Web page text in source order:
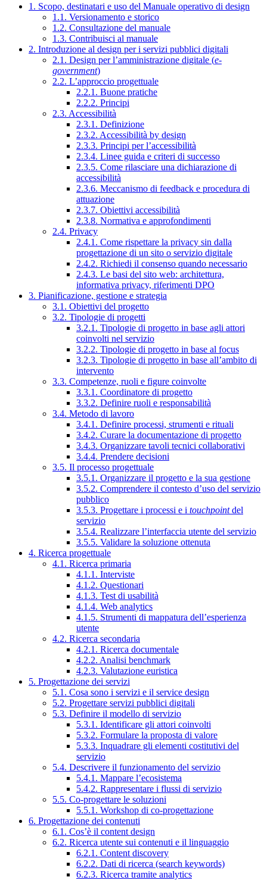
1. Scopo, destinatari e uso del Manuale operativo di design
1.1. Versionamento e storico
1.2. Consultazione del manuale
1.3. Contribuisci al manuale
2. Introduzione al design per i servizi pubblici digitali
2.1. Design per l’amministrazione digitale (e-
government)
2.2. L’approccio progettuale
2.2.1. Buone pratiche
2.2.2. Principi
2.3. Accessibilità
2.3.1. Definizione
2.3.2. Accessibilità by design
2.3.3. Principi per l’accessibilità
2.3.4. Linee guida e criteri di successo
2.3.5. Come rilasciare una dichiarazione di
accessibilità
2.3.6. Meccanismo di feedback e procedura di
attuazione
2.3.7. Obiettivi accessibilità
2.3.8. Normativa e approfondimenti
2.4. Privacy
2.4.1. Come rispettare la privacy sin dalla
progettazione di un sito o servizio digitale
2.4.2. Richiedi il consenso quando necessario
2.4.3. Le basi del sito web: architettura,
informativa privacy, riferimenti DPO
3. Pianificazione, gestione e strategia
3.1. Obiettivi del progetto
3.2. Tipologie di progetti
3.2.1. Tipologie di progetto in base agli attori
coinvolti nel servizio
3.2.2. Tipologie di progetto in base al focus
3.2.3. Tipologie di progetto in base all’ambito di
intervento
3.3. Competenze, ruoli e figure coinvolte
3.3.1. Coordinatore di progetto
3.3.2. Definire ruoli e responsabilità
3.4. Metodo di lavoro
3.4.1. Definire processi, strumenti e rituali
3.4.2. Curare la documentazione di progetto
3.4.3. Organizzare tavoli tecnici collaborativi
3.4.4. Prendere decisioni
3.5. Il processo progettuale
3.5.1. Organizzare il progetto e la sua gestione
3.5.2. Comprendere il contesto d’uso del servizio
pubblico
3.5.3. Progettare i processi e i touchpointdel
servizio
3.5.4. Realizzare l’interfaccia utente del servizio
3.5.5. Validare la soluzione ottenuta
4. Ricerca progettuale
4.1. Ricerca primaria
4.1.1. Interviste
4.1.2. Questionari
4.1.3. Test di usabilità
4.1.4. Web analytics
4.1.5. Strumenti di mappatura dell’esperienza
utente
4.2. Ricerca secondaria
4.2.1. Ricerca documentale
4.2.2. Analisi benchmark
4.2.3. Valutazione euristica
5. Progettazione dei servizi
5.1. Cosa sono i servizi e il service design
5.2. Progettare servizi pubblici digitali
5.3. Definire il modello di servizio
5.3.1. Identificare gli attori coinvolti
5.3.2. Formulare la proposta di valore
5.3.3. Inquadrare gli elementi costitutivi del
servizio
5.4. Descrivere il funzionamento del servizio
5.4.1. Mappare l’ecosistema
5.4.2. Rappresentare i flussi di servizio
5.5. Co-progettare le soluzioni
5.5.1. Workshop di co-progettazione
6. Progettazione dei contenuti
6.1. Cos’è il content design
6.2. Ricerca utente sui contenuti e il linguaggio
6.2.1. Content discovery
6.2.2. Dati di ricerca (search keywords)
6.2.3. Ricerca tramite analytics